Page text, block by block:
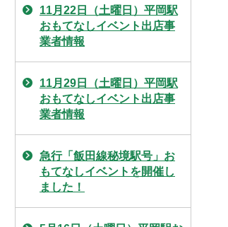
11月22日（土曜日）平岡駅
おもてなしイベント出店事
業者情報
11月29日（土曜日）平岡駅
おもてなしイベント出店事
業者情報
急行「飯田線秘境駅号」お
もてなしイベントを開催し
ました！